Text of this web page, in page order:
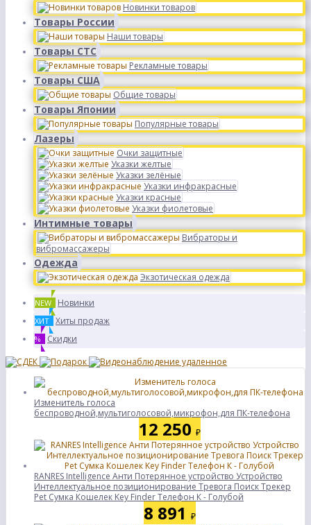
Новинки товаров
Товары России
Наши товары
Товары СТС
Рекламные товары
Товары США
Общие товары
Товары Японии
Популярные товары
Лазеры
Очки защитные
Указки желтые
Указки зелёные
Указки инфракрасные
Указки красные
Указки фиолетовые
Интимные товары
Вибраторы и
вибромассажеры
Одежда
Экзотическая одежда
NEW Новинки
ХИТ Хиты продаж
% Скидки
Изменитель голоса
беспроводной,мультиголосовой,микрофон,для ПК-телефона
12 250 ₽
RANRES Intelligence Анти Потерянное устройство Устройство
Интеллектуальное позиционирование Тревога Поиск Трекер
Pet Сумка Кошелек Key Finder Телефон К - Голубой
8 891 ₽